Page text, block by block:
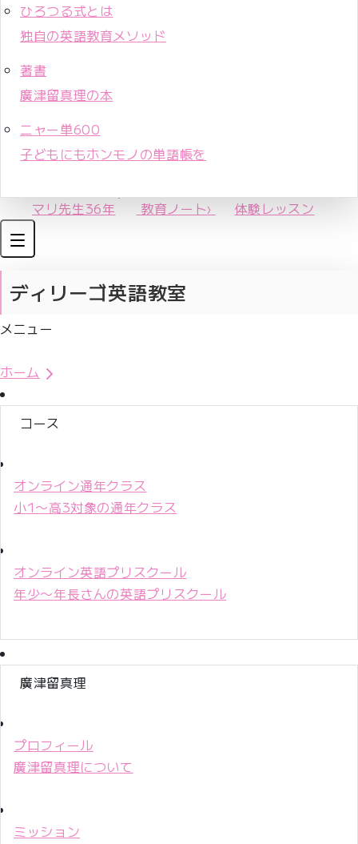
ひろつる式とは
独自の英語教育メソッド
著書
廣津留真理の本
ニャー単600
子どもにもホンモノの単語帳を
マリ先生36年 教育ノート› 体験レッスン
ディリーゴ英語教室
メニュー
ホーム
コース
オンライン通年クラス
小1〜高3対象の通年クラス
オンライン英語プリスクール
年少〜年長さんの英語プリスクール
廣津留真理
プロフィール
廣津留真理について
ミッション